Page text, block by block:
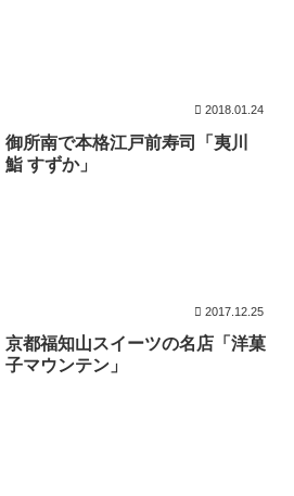
2018.01.24
御所南で本格江戸前寿司「夷川
鮨 すずか」
2017.12.25
京都福知山スイーツの名店「洋菓
子マウンテン」